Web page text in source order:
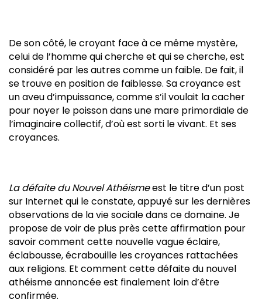
De son côté, le croyant face à ce même mystère,
celui de l’homme qui cherche et qui se cherche, est
considéré par les autres comme un faible. De fait, il
se trouve en position de faiblesse. Sa croyance est
un aveu d’impuissance, comme s’il voulait la cacher
pour noyer le poisson dans une mare primordiale de
l’imaginaire collectif, d’où est sorti le vivant. Et ses
croyances.
La défaite du Nouvel Athéismeest le titre d’un post
sur Internet qui le constate, appuyé sur les dernières
observations de la vie sociale dans ce domaine. Je
propose de voir de plus près cette affirmation pour
savoir comment cette nouvelle vague éclaire,
éclabousse, écrabouille les croyances rattachées
aux religions. Et comment cette défaite du nouvel
athéisme annoncée est finalement loin d’être
confirmée.